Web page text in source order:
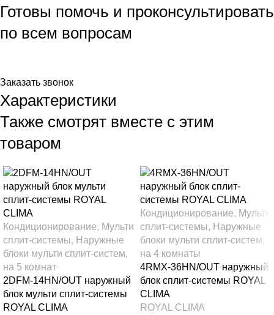
Готовы помочь и проконсультировать
по всем вопросам
Заказать звонок
Характеристики
Также смотрят вместе с этим
товаром
Кондиционирование, Мульти
сплит-системы, Наружные
блоки мульти сплит-систем,
на 5 комнат
2DFM-14HN/OUT наружный
блок мульти сплит-системы
ROYAL CLIMA
Кондиционирование, Мульти
сплит-системы, Наружные
блоки мульти сплит-систем,
на 4 комнаты
4RMX-36HN/OUT наружный
блок сплит-системы ROYAL
CLIMA
ROYAL CLIMA